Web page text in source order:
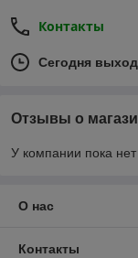
Контакты
Сегодня
Отзывы о
У компании пока
О нас
Контакты